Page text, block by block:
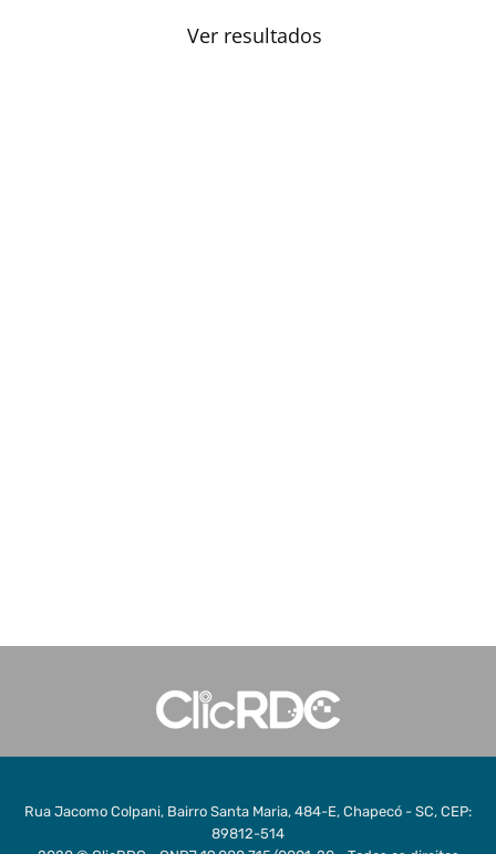
Ver resultados
Rua Jacomo Colpani, Bairro Santa Maria, 484-E, Chapecó - SC, CEP:
89812-514